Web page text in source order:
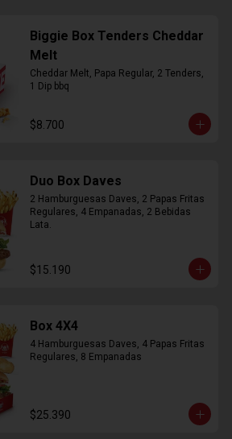
Biggie Box Tenders Cheddar
Melt
Cheddar Melt, Papa Regular, 2 Tenders,
1 Dip bbq
$8.700
Duo Box Daves
2 Hamburguesas Daves, 2 Papas Fritas
Regulares, 4 Empanadas, 2 Bebidas
Lata.
$15.190
Box 4X4
4 Hamburguesas Daves, 4 Papas Fritas
Regulares, 8 Empanadas
$25.390